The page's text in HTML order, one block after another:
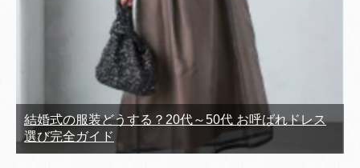
結婚式の服装どうする？20代～50代 お呼ばれドレス
選び完全ガイド